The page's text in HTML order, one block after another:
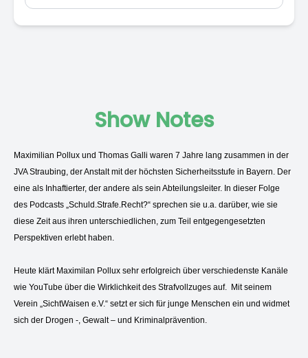
Show Notes
Maximilian Pollux und Thomas Galli waren 7 Jahre lang zusammen in der
JVA Straubing, der Anstalt mit der höchsten Sicherheitsstufe in Bayern. Der
eine als Inhaftierter, der andere als sein Abteilungsleiter. In dieser Folge
des Podcasts „Schuld.Strafe.Recht?“ sprechen sie u.a. darüber, wie sie
diese Zeit aus ihren unterschiedlichen, zum Teil entgegengesetzten
Perspektiven erlebt haben.
Heute klärt Maximilan Pollux sehr erfolgreich über verschiedenste Kanäle
wie YouTube über die Wirklichkeit des Strafvollzuges auf. Mit seinem
Verein „SichtWaisen e.V.“ setzt er sich für junge Menschen ein und widmet
sich der Drogen -, Gewalt – und Kriminalprävention.